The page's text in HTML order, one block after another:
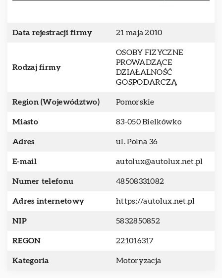
Data rejestracji firmy 21 maja 2010
Rodzaj firmy
OSOBY FIZYCZNE
PROWADZĄCE
DZIAŁALNOŚĆ
GOSPODARCZĄ
Region (Województwo) Pomorskie
Miasto 83-050 Bielkówko
Adres ul. Polna 36
E-mail autolux@autolux.net.pl
Numer telefonu 48508331082
Adres internetowy https://autolux.net.pl
NIP 5832850852
REGON 221016317
Kategoria Motoryzacja